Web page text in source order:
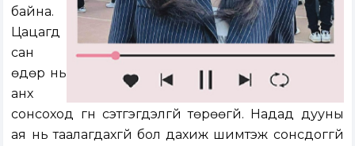
байна.
Цацагд
сан
өдөр нь
анх
сонсоход гүн сэтгэгдэлгүй төрөөгүй. Надад дууны
ая нь таалагдахгүй бол дахиж шимтэж сонсдоггүй